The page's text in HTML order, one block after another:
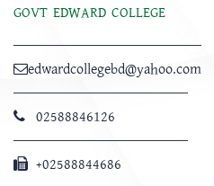
GOVT EDWARD COLLEGE
edwardcollegebd@yahoo.com
02588846126
+02588844686